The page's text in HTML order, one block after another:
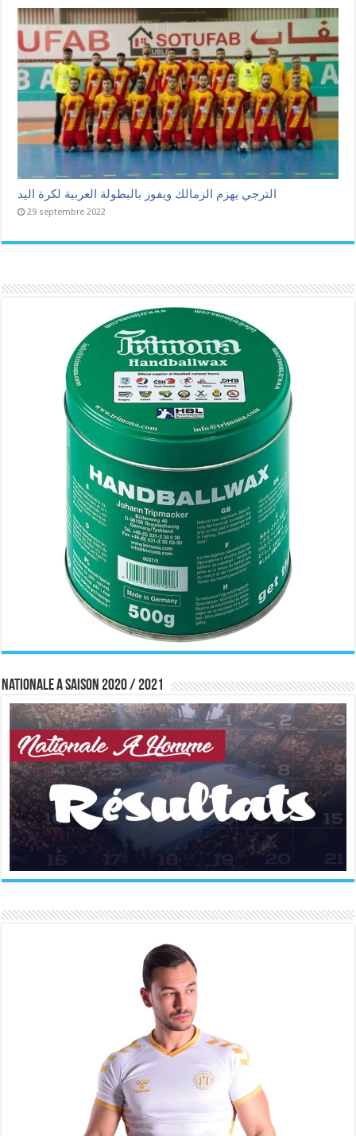
الترجي يهزم الزمالك ويفوز بالبطولة العربية لكرة اليد
29 septembre 2022
Nationale A saison 2020 / 2021